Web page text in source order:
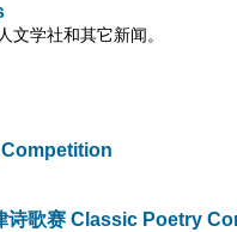
文学社和其它新闻。
Competition
诗歌赛 Classic Poetry